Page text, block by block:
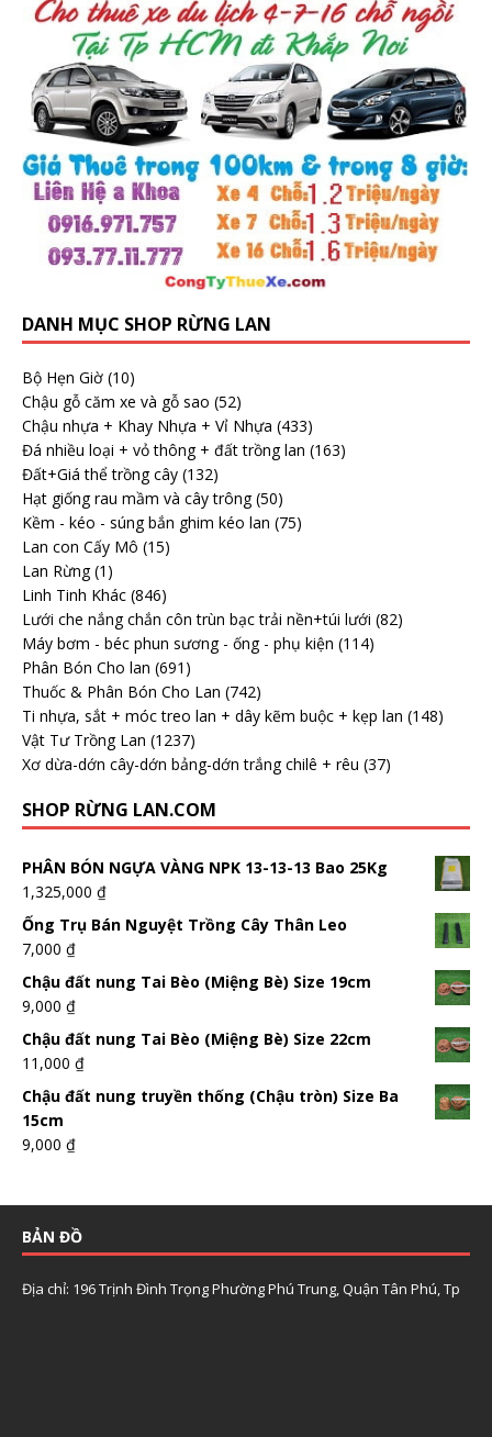
DANH MỤC SHOP RỪNG LAN
Bộ Hẹn Giờ (10)
Chậu gỗ căm xe và gỗ sao (52)
Chậu nhựa + Khay Nhựa + Vỉ Nhựa (433)
Đá nhiều loại + vỏ thông + đất trồng lan (163)
Đất+Giá thể trồng cây (132)
Hạt giống rau mầm và cây trông (50)
Kềm - kéo - súng bắn ghim kéo lan (75)
Lan con Cấy Mô (15)
Lan Rừng (1)
Linh Tinh Khác (846)
Lưới che nắng chắn côn trùn bạc trải nền+túi lưới (82)
Máy bơm - béc phun sương - ống - phụ kiện (114)
Phân Bón Cho lan (691)
Thuốc & Phân Bón Cho Lan (742)
Ti nhựa, sắt + móc treo lan + dây kẽm buộc + kẹp lan (148)
Vật Tư Trồng Lan (1237)
Xơ dừa-dớn cây-dớn bảng-dớn trắng chilê + rêu (37)
SHOP RỪNG LAN.COM
PHÂN BÓN NGỰA VÀNG NPK 13-13-13 Bao 25Kg
1,325,000 ₫
Ống Trụ Bán Nguyệt Trồng Cây Thân Leo
7,000 ₫
Chậu đất nung Tai Bèo (Miệng Bè) Size 19cm
9,000 ₫
Chậu đất nung Tai Bèo (Miệng Bè) Size 22cm
11,000 ₫
Chậu đất nung truyền thống (Chậu tròn) Size Ba
15cm
9,000 ₫
BẢN ĐỒ
Địa chỉ: 196 Trịnh Đình Trọng Phường Phú Trung, Quận Tân Phú, Tp